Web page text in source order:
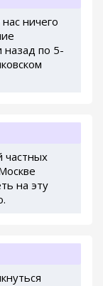
ничего
назад по 5-
частных
на эту